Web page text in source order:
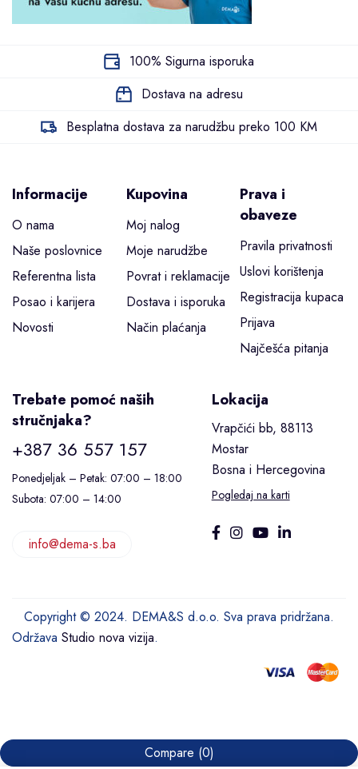
100% Sigurna isporuka
Dostava na adresu
Besplatna dostava za narudžbu preko 100 KM
Informacije
O nama
Naše poslovnice
Referentna lista
Posao i karijera
Novosti
Kupovina
Moj nalog
Moje narudžbe
Povrat i reklamacije
Dostava i isporuka
Način plaćanja
Prava i
obaveze
Pravila privatnosti
Uslovi korištenja
Registracija kupaca
Prijava
Najčešća pitanja
Trebate pomoć naših
stručnjaka?
+387 36 557 157
Ponedjeljak – Petak: 07:00 – 18:00
Subota: 07:00 – 14:00
info@dema-s.ba
Lokacija
Vrapčići bb, 88113
Mostar
Bosna i Hercegovina
Pogledaj na karti
Copyright © 2024. DEMA&S d.o.o. Sva prava pridržana.
Održava Studio nova vizija.
Compare (0)